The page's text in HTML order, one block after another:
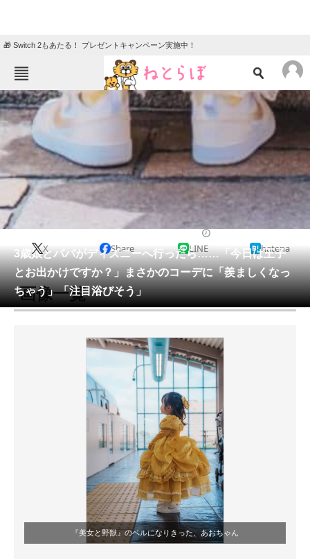
🎁 Switch 2もあたる！ プレゼントキャンペーン実施中！
ねとらぼメニュー
TOP ニュース
エンタメ
グルメ 地域
住まい 教育・育児
動物 リサーチ
会員記事
メディア
注目記事を集めた総合ページ
ITの今と未来を見通す
スマホと通信の最新トレンド
進化するPCとデバイスの未来
好きが集まる 比べて選べる
ビジネスと働き方のヒント
AI活用のいまが分かる
企業ITのトレンドを詳説
3歳娘とパパがディズニーへ行ったら……「今日は王子
とお出かけですか？」まさかのコーデに「羨ましくなっ
ちゃう」「注目浴びそう」
X Share LINE hatena
画像一覧
『美女と野獣』のベルになりきった、あおちゃん